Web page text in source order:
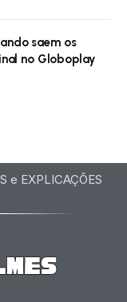
saem os
no Globoplay
e EXPLICAÇÕES